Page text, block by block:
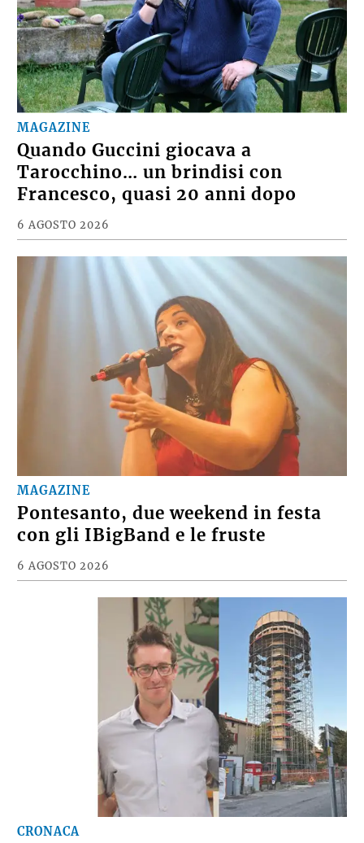
MAGAZINE
Quando Guccini giocava a
Tarocchino… un brindisi con
Francesco, quasi 20 anni dopo
6 AGOSTO 2026
MAGAZINE
Pontesanto, due weekend in festa
con gli IBigBand e le fruste
6 AGOSTO 2026
CRONACA